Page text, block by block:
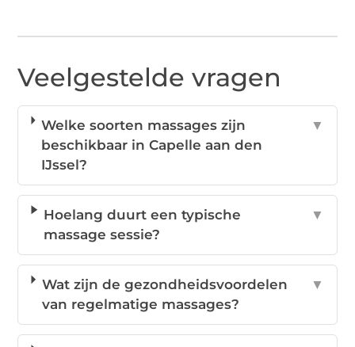
Veelgestelde vragen
Welke soorten massages zijn
beschikbaar in Capelle aan den
IJssel?
▼
Hoelang duurt een typische
massage sessie?
▼
Wat zijn de gezondheidsvoordelen
van regelmatige massages?
▼